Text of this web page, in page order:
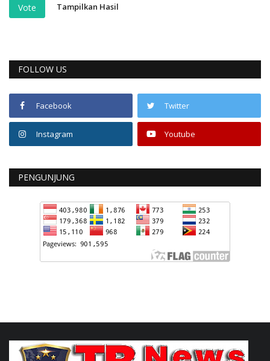
Vote Tampilkan Hasil
FOLLOW US
Facebook Twitter
Instagram Youtube
PENGUNJUNG